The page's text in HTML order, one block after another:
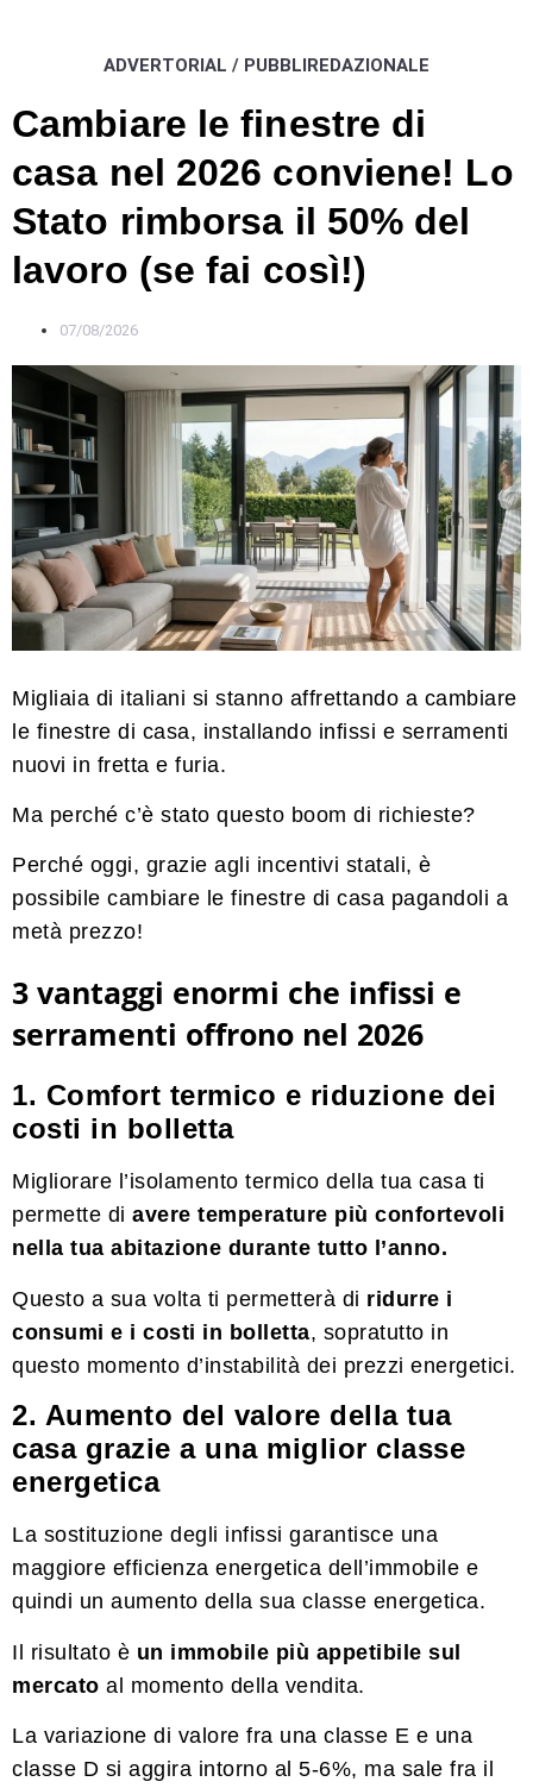
ADVERTORIAL / PUBBLIREDAZIONALE
Cambiare le finestre di
casa nel 2026 conviene! Lo
Stato rimborsa il 50% del
lavoro (se fai così!)
07/08/2026
Migliaia di italiani si stanno affrettando a cambiare
le finestre di casa, installando infissi e serramenti
nuovi in fretta e furia.
Ma perché c’è stato questo boom di richieste?
Perché oggi, grazie agli incentivi statali, è
possibile cambiare le finestre di casa pagandoli a
metà prezzo!
3 vantaggi enormi che infissi e
serramenti offrono nel 2026
1. Comfort termico e riduzione dei
costi in bolletta
Migliorare l’isolamento termico della tua casa ti
permette di avere temperature più confortevoli
nella tua abitazione durante tutto l’anno.
Questo a sua volta ti permetterà di ridurre i
consumi e i costi in bolletta, sopratutto in
questo momento d’instabilità dei prezzi energetici.
2. Aumento del valore della tua
casa grazie a una miglior classe
energetica
La sostituzione degli infissi garantisce una
maggiore efficienza energetica dell’immobile e
quindi un aumento della sua classe energetica.
Il risultato è un immobile più appetibile sul
mercato al momento della vendita.
La variazione di valore fra una classe E e una
classe D si aggira intorno al 5-6%, ma sale fra il